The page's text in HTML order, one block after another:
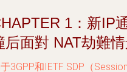
1：新IP
后面對 NAT劫難
3GPP和IETF SDP（